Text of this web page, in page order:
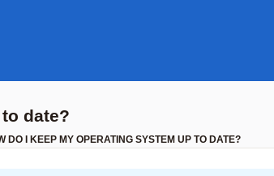
date?
DO I KEEP MY OPERATING SYSTEM UP TO DATE?